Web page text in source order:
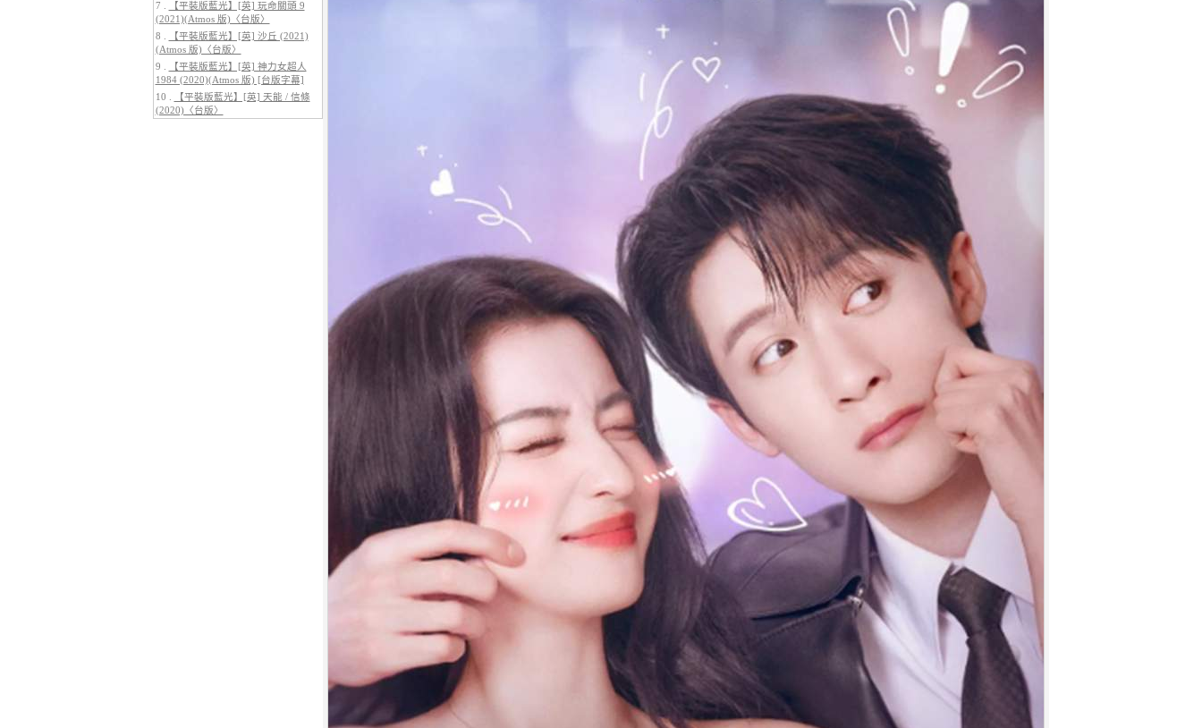
【平裝版藍光】[英] 阿凡達3：火
與燼 (2025)(Atmos 版)〈台版〉
7 .
【平裝版藍光】[英] 玩命關頭 9
(2021)(Atmos 版)〈台版〉
8 .
【平裝版藍光】[英] 沙丘 (2021)
(Atmos 版)〈台版〉
9 .
【平裝版藍光】[英] 神力女超人
1984 (2020)(Atmos 版) [台版字幕]
10 .
【平裝版藍光】[英] 天能 / 信條
(2020)〈台版〉